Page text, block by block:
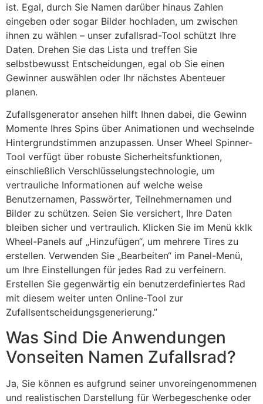
ist. Egal, durch Sie Namen darüber hinaus Zahlen
eingeben oder sogar Bilder hochladen, um zwischen
ihnen zu wählen – unser zufallsrad-Tool schützt Ihre
Daten. Drehen Sie das Lista und treffen Sie
selbstbewusst Entscheidungen, egal ob Sie einen
Gewinner auswählen oder Ihr nächstes Abenteuer
planen.
Zufallsgenerator ansehen hilft Ihnen dabei, die Gewinn
Momente Ihres Spins über Animationen und wechselnde
Hintergrundstimmen anzupassen. Unser Wheel Spinner-
Tool verfügt über robuste Sicherheitsfunktionen,
einschließlich Verschlüsselungstechnologie, um
vertrauliche Informationen auf welche weise
Benutzernamen, Passwörter, Teilnehmernamen und
Bilder zu schützen. Seien Sie versichert, Ihre Daten
bleiben sicher und vertraulich. Klicken Sie im Menü kklk
Wheel-Panels auf „Hinzufügen“, um mehrere Tires zu
erstellen. Verwenden Sie „Bearbeiten“ im Panel-Menü,
um Ihre Einstellungen für jedes Rad zu verfeinern.
Erstellen Sie gegenwärtig ein benutzerdefiniertes Rad
mit diesem weiter unten Online-Tool zur
Zufallsentscheidungsgenerierung.”
Was Sind Die Anwendungen
Vonseiten Namen Zufallsrad?
Ja, Sie können es aufgrund seiner unvoreingenommenen
und realistischen Darstellung für Werbegeschenke oder